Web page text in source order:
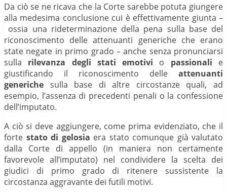
Da ciò se ne ricava che la Corte sarebbe potuta giungere
alla medesima conclusione cui è effettivamente giunta –
ossia una rideterminazione della pena sulla base del
riconoscimento delle attenuanti generiche che erano
state negate in primo grado – anche senza pronunciarsi
sulla rilevanza degli stati emotivi o passionali e
giustificando il riconoscimento delle attenuanti
generiche sulla base di altre circostanze quali, ad
esempio, l’assenza di precedenti penali o la confessione
dell’imputato.
A ciò si deve aggiungere, come prima evidenziato, che il
forte stato di gelosia era stato comunque già valutato
dalla Corte di appello (in maniera non certamente
favorevole all’imputato) nel condividere la scelta dei
giudici di primo grado di ritenere sussistente la
circostanza aggravante dei futili motivi.